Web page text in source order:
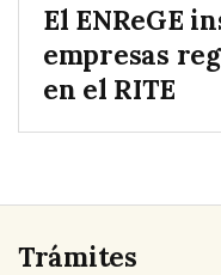
El ENReGE
empresas
en el RITE
Trámites